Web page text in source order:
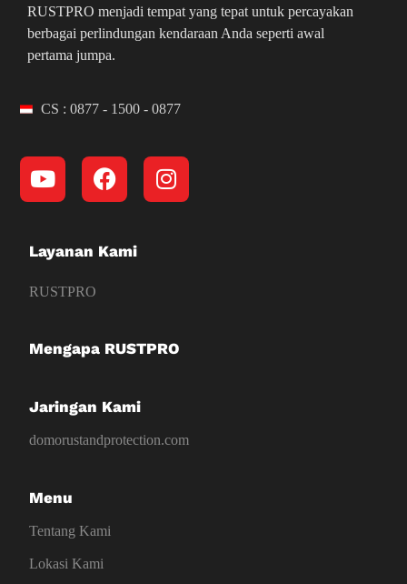
RUSTPRO menjadi tempat yang tepat untuk percayakan
berbagai perlindungan kendaraan Anda seperti awal
pertama jumpa.
CS : 0877 - 1500 - 0877
Layanan Kami
RUSTPRO
Mengapa RUSTPRO
Jaringan Kami
domorustandprotection.com
Menu
Tentang Kami
Lokasi Kami